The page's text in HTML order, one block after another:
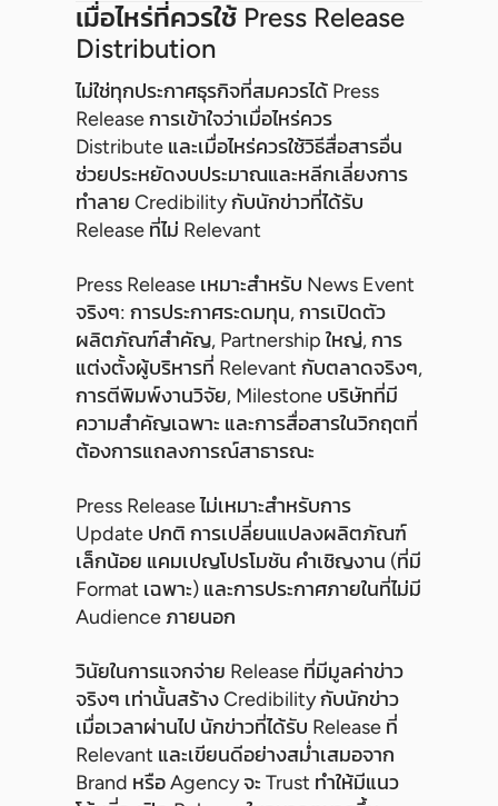
เมื่อไหร่ที่ควรใช้ Press Release
Distribution
ไม่ใช่ทุกประกาศธุรกิจที่สมควรได้ Press
Release การเข้าใจว่าเมื่อไหร่ควร
Distribute และเมื่อไหร่ควรใช้วิธีสื่อสารอื่น
ช่วยประหยัดงบประมาณและหลีกเลี่ยงการ
ทำลาย Credibility กับนักข่าวที่ได้รับ
Release ที่ไม่ Relevant
Press Release เหมาะสำหรับ News Event
จริงๆ: การประกาศระดมทุน, การเปิดตัว
ผลิตภัณฑ์สำคัญ, Partnership ใหญ่, การ
แต่งตั้งผู้บริหารที่ Relevant กับตลาดจริงๆ,
การตีพิมพ์งานวิจัย, Milestone บริษัทที่มี
ความสำคัญเฉพาะ และการสื่อสารในวิกฤตที่
ต้องการแถลงการณ์สาธารณะ
Press Release ไม่เหมาะสำหรับการ
Update ปกติ การเปลี่ยนแปลงผลิตภัณฑ์
เล็กน้อย แคมเปญโปรโมชัน คำเชิญงาน (ที่มี
Format เฉพาะ) และการประกาศภายในที่ไม่มี
Audience ภายนอก
วินัยในการแจกจ่าย Release ที่มีมูลค่าข่าว
จริงๆ เท่านั้นสร้าง Credibility กับนักข่าว
เมื่อเวลาผ่านไป นักข่าวที่ได้รับ Release ที่
Relevant และเขียนดีอย่างสม่ำเสมอจาก
Brand หรือ Agency จะ Trust ทำให้มีแนว